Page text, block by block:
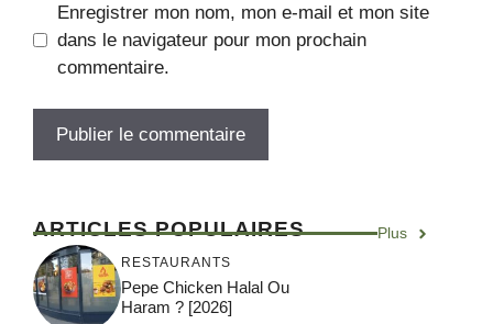
Enregistrer mon nom, mon e-mail et mon site
dans le navigateur pour mon prochain
commentaire.
ARTICLES POPULAIRES Plus
RESTAURANTS
Pepe Chicken Halal Ou
Haram ? [2026]